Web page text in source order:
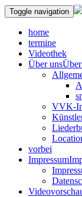
Toggle navigation
home
termine
Videothek
Über uns
VVK-
vorbei
Impressum